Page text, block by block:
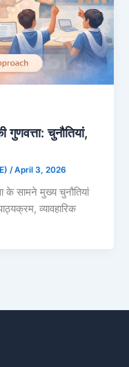
गुणवत्ता: चुनौतियां,
/April 3, 2026
के सामने मुख्य चुनौतियां
व्यावहारिक